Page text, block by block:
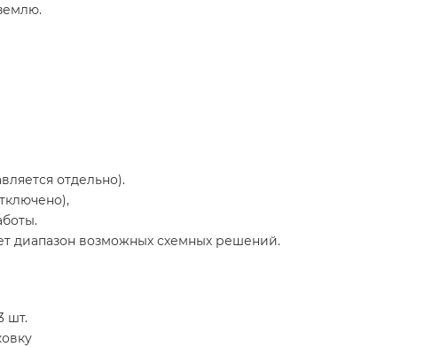
отдельно).
диапазон возможных схемных решений.
шт.